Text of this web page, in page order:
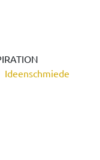
Ideenschmiede